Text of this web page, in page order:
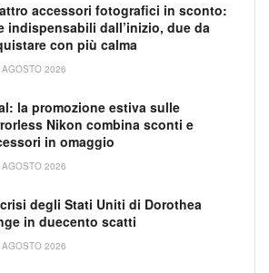
accessori fotografici in sconto:
indispensabili dall’inizio, due da
con più calma
2026
la promozione estiva sulle
Nikon combina sconti e
in omaggio
2026
degli Stati Uniti di Dorothea
in duecento scatti
2026